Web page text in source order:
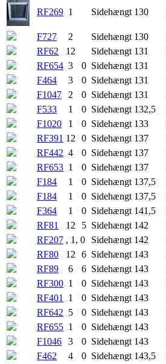
RF269 1 Sidehængt 130
F727 2 Sidehængt 130
RF62
12 Sidehængt 131
RF654 3 0 Sidehængt 131
F464
3 0 Sidehængt 131
F1047
2 0 Sidehængt 131
F533
1 0 Sidehængt 132,5
F1020
1 0 Sidehængt 133
RF391 12 0 Sidehængt 137
RF442 4 0 Sidehængt 137
RF653 1 0 Sidehængt 137
F184
1 0 Sidehængt 137,5
F184
1 0 Sidehængt 137,5
F364
1 0 Sidehængt 141,5
RF81
12 5 Sidehængt 142
RF207 , 1, 0 Sidehængt 142
RF80
12 6 Sidehængt 143
RF89
6 6 Sidehængt 143
RF300 1 0 Sidehængt 143
RF401
1 0 Sidehængt 143
RF642 5 0 Sidehængt 143
RF655 1 0 Sidehængt 143
F1046
3 0 Sidehængt 143
F462
4 0 Sidehængt 143,5